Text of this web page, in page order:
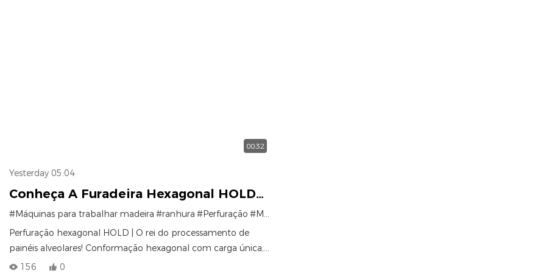
00:32
Yesterday 05:04
Conheça A Furadeira Hexagonal HOLD
Com Perfil Em Favo De Mel — Um Único
Ciclo De Carregamento Processa Os
Furos E Ranhuras De Todos Os Seis
Lados!
#Máquinas para trabalhar madeira #ranhura #Perfuração #Móveis de madeira
Perfuração hexagonal HOLD | O rei do processamento de
painéis alveolares! Conformação hexagonal com carga única,
zero lascamento com alta precisão, triplicando a eficiência
156 0